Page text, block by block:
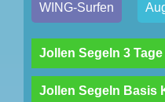
WING-Surfen
Jollen Segeln 3
Jollen Segeln Basis